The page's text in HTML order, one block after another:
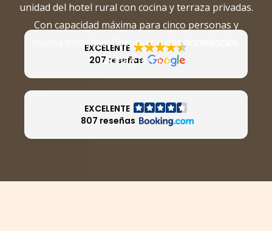
unidad del hotel rural con cocina y terraza privadas.
Con capacidad máxima para cinco personas y
mucha intimidad. Cuenta condos dormitorios
cocinay terraza.
EXCELENTE
207 reseñas
EXCELENTE
807 reseñas